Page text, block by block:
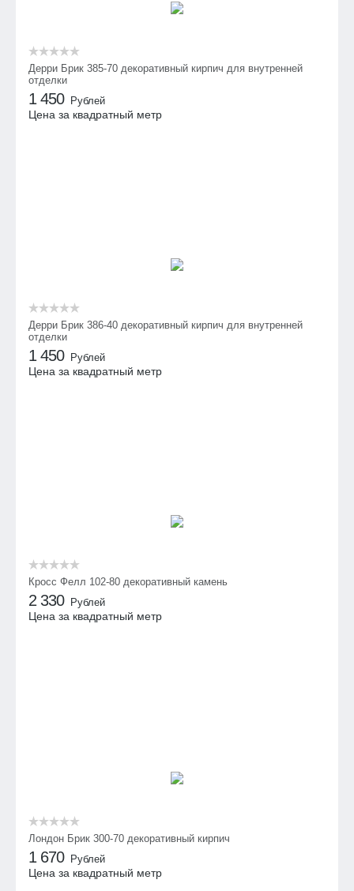
Дерри Брик 385-70 декоративный кирпич для внутренней
отделки
1 450 Рублей
Цена за квадратный метр
Дерри Брик 386-40 декоративный кирпич для внутренней
отделки
1 450 Рублей
Цена за квадратный метр
Кросс Фелл 102-80 декоративный камень
2 330 Рублей
Цена за квадратный метр
Лондон Брик 300-70 декоративный кирпич
1 670 Рублей
Цена за квадратный метр